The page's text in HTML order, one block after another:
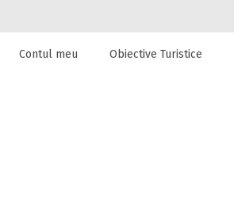
cazare la
Contul meu Obiective Turistice